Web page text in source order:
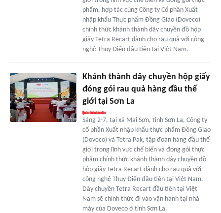
phẩm, hợp tác cùng Công ty Cổ phần Xuất
nhập khẩu Thực phẩm Đồng Giao (Doveco)
chính thức khánh thành dây chuyền đồ hộp
giấy Tetra Recart dành cho rau quả với công
nghệ Thụy Điển đầu tiên tại Việt Nam.
Khánh thành dây chuyền hộp giấy
đóng gói rau quả hàng đầu thế
giới tại Sơn La
Sáng 2-7, tại xã Mai Sơn, tỉnh Sơn La, Công ty
cổ phần Xuất nhập khẩu thực phẩm Đồng Giao
(Doveco) và Tetra Pak, tập đoàn hàng đầu thế
giới trong lĩnh vực chế biến và đóng gói thực
phẩm chính thức khánh thành dây chuyền đồ
hộp giấy Tetra Recart dành cho rau quả với
công nghệ Thụy Điển đầu tiên tại Việt Nam.
Dây chuyền Tetra Recart đầu tiên tại Việt
Nam sẽ chính thức đi vào vận hành tại nhà
máy của Doveco ở tỉnh Sơn La.